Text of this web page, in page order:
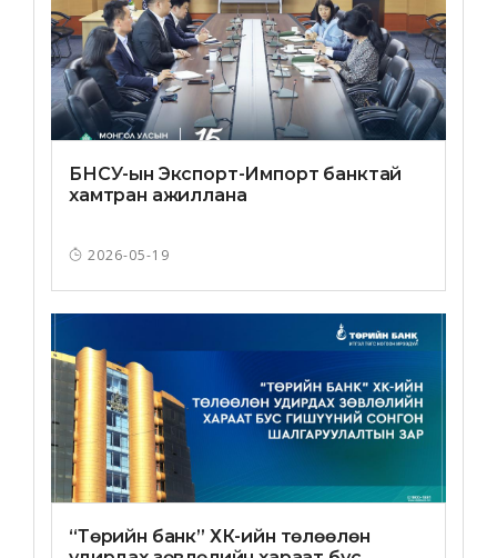
БНСУ-ын Экспорт-Импорт банктай
хамтран ажиллана
2026-05-19
“Төрийн банк” ХК-ийн төлөөлөн